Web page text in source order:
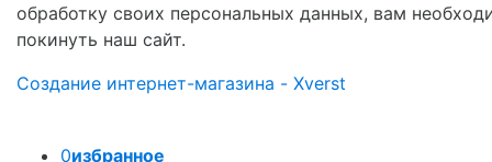
обработку своих персональных данных, вам
покинуть наш сайт.
Создание интернет-магазина - Xverst
0избранное